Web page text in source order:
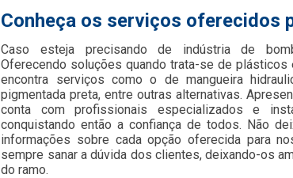
Conheça os serviços oferecidos
Caso esteja precisando de indústria de
Oferecendo soluções quando trata-se de plásticos
encontra serviços como o de mangueira
pigmentada preta, entre outras alternativas.
conta com profissionais especializados e
conquistando então a confiança de todos. Não
informações sobre cada opção oferecida para
sempre sanar a dúvida dos clientes, deixando-os
do ramo.